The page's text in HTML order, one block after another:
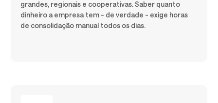
grandes, regionais e cooperativas. Saber quanto
dinheiro a empresa tem - de verdade - exige horas
de consolidação manual todos os dias.